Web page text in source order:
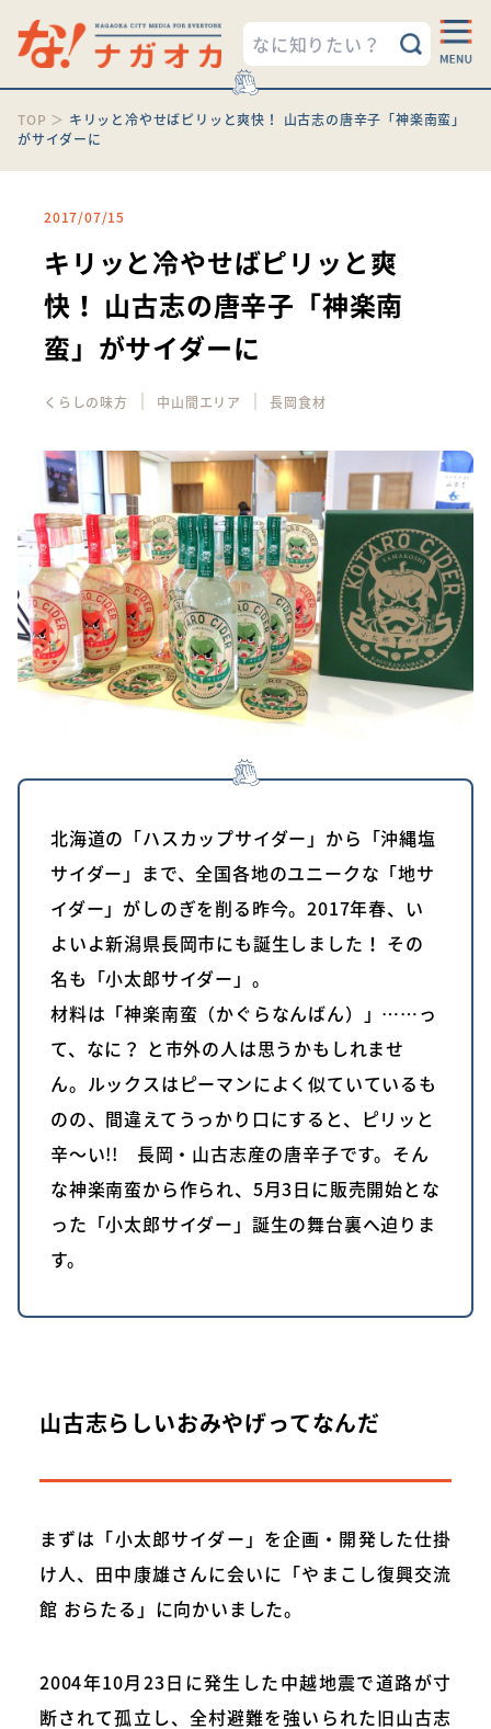
TOP ＞ キリッと冷やせばピリッと爽快！ 山古志の唐辛子「神楽南蛮」
がサイダーに
2017/07/15
キリッと冷やせばピリッと爽
快！ 山古志の唐辛子「神楽南
蛮」がサイダーに
くらしの味方 ｜ 中山間エリア ｜長岡食材
北海道の「ハスカップサイダー」から「沖縄塩
サイダー」まで、全国各地のユニークな「地サ
イダー」がしのぎを削る昨今。2017年春、い
よいよ新潟県長岡市にも誕生しました！ その
名も「小太郎サイダー」。
材料は「神楽南蛮（かぐらなんばん）」……っ
て、なに？ と市外の人は思うかもしれませ
ん。ルックスはピーマンによく似ていているも
のの、間違えてうっかり口にすると、ピリッと
辛〜い!! 長岡・山古志産の唐辛子です。そん
な神楽南蛮から作られ、5月3日に販売開始とな
った「小太郎サイダー」誕生の舞台裏へ迫りま
す。
山古志らしいおみやげってなんだ
まずは「小太郎サイダー」を企画・開発した仕掛
け人、田中康雄さんに会いに「やまこし復興交流
館 おらたる」に向かいました。
2004年10月23日に発生した中越地震で道路が寸
断されて孤立し、全村避難を強いられた旧山古志